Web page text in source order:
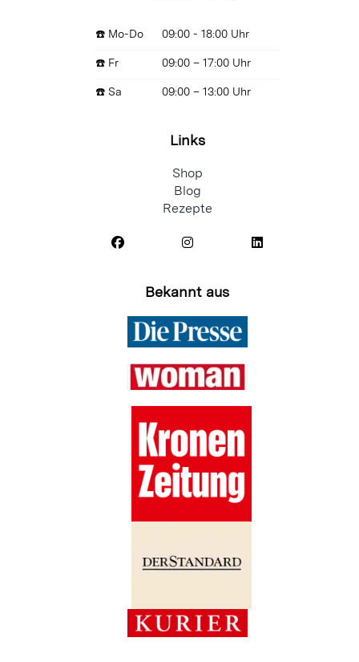
☎️ Mo-Do 09:00 - 18:00 Uhr
☎️ Fr 09:00 – 17:00 Uhr
☎️ Sa 09:00 – 13:00 Uhr
Links
Shop
Blog
Rezepte
Bekannt aus